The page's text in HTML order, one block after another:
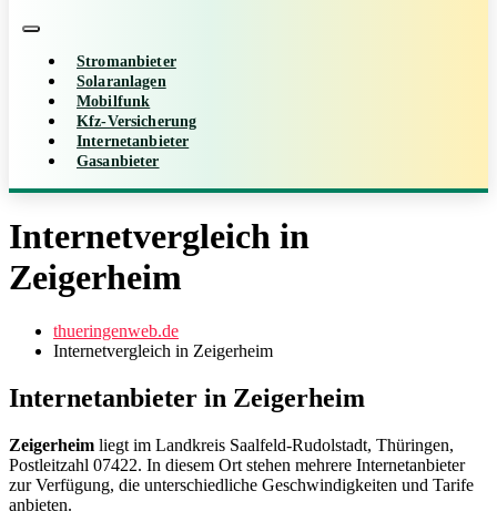
Stromanbieter
Solaranlagen
Mobilfunk
Kfz-Versicherung
Internetanbieter
Gasanbieter
Internetvergleich in
Zeigerheim
thueringenweb.de
Internetvergleich in Zeigerheim
Internetanbieter in Zeigerheim
Zeigerheim liegt im Landkreis Saalfeld-Rudolstadt, Thüringen,
Postleitzahl 07422. In diesem Ort stehen mehrere Internetanbieter
zur Verfügung, die unterschiedliche Geschwindigkeiten und Tarife
anbieten.